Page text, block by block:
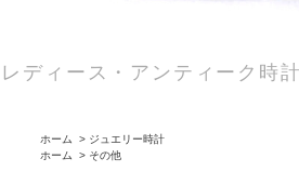
ディース・アンティーク時
ホーム > ジュエリー時計
ホーム
> その他